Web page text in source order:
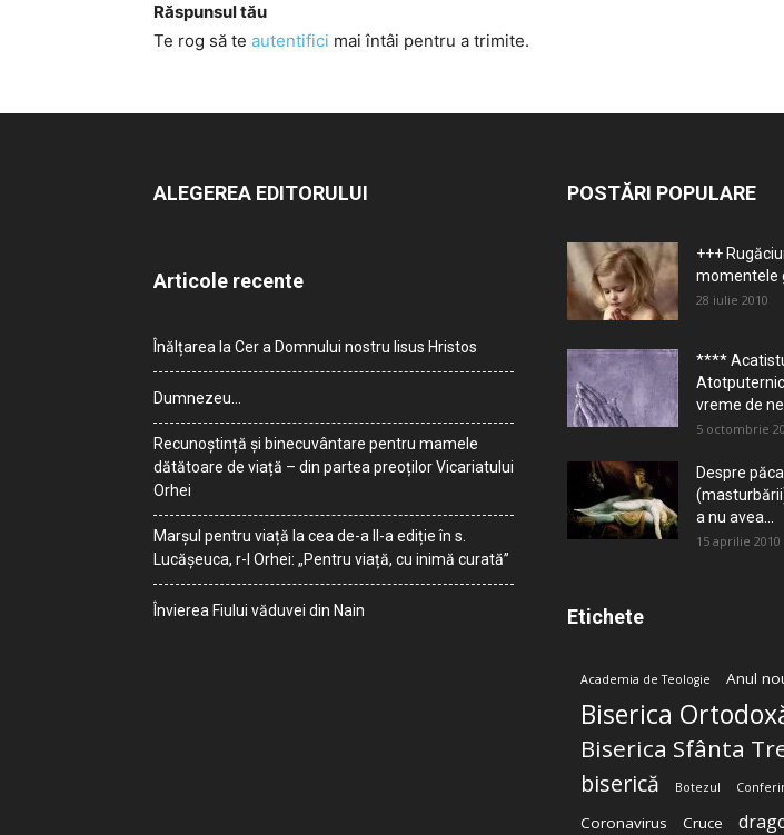
Răspunsul tău
Te rog să te autentifici mai întâi pentru a trimite.
ALEGEREA EDITORULUI
Articole recente
Înălțarea la Cer a Domnului nostru Iisus Hristos
Dumnezeu…
Recunoștință și binecuvântare pentru mamele
dătătoare de viață – din partea preoților Vicariatului
Orhei
Marșul pentru viață la cea de-a II-a ediție în s.
Lucășeuca, r-l Orhei: „Pentru viață, cu inimă curată”
Învierea Fiului văduvei din Nain
POSTĂRI POPULARE
+++
momentele
28 iulie 2010
****
vreme de
5 octombrie
Despre
a nu avea...
15 aprilie 2010
Etichete
Academia de Teologie Anul
Biserica
Biserica Sfânta
biserică Botezul
Coronavirus
Cruce